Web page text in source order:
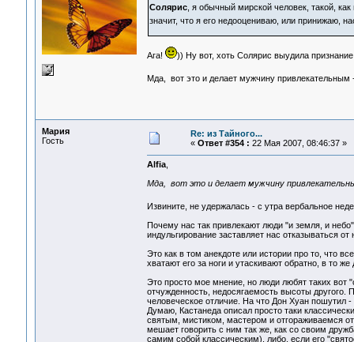
Солярис, я обычный мирской человек, такой,
значит, что я его недооцениваю, или принижаю,
Ага! )) Ну вот, хоть Солярис выудила
Мда, вот это и делает мужчину
Мария
Гость
Re: из Тайного...
« Ответ #354 : 22 Мая 2007, 08:46:37 »
Alfia,
Мда, вот это и делает мужчину
Извините, не удержалась - с утра вербальное
Почему нас так привлекают люди "и земля, и
индульгирование заставляет нас отказываться от
Это как в том анекдоте или истории про то, что
хватают его за ноги и утаскивают обратно, в то
Это просто мое мнение, но люди любят таких вот
отчужденность, недосягаемость высоты другого.
человеческое отличие. На что Дон Хуан пошутил
Думаю, Кастанеда описал просто таки
святым, мистиком, мастером и отгораживаемся от
мешает говорить с ним так же, как со своим
самим собой классическим), либо, если его